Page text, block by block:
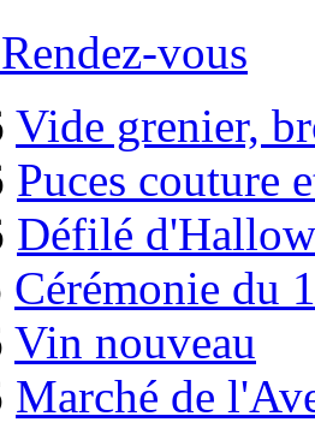
vous
Vide grenier,
Puces couture
Défilé
Cérémonie du
Vin nouveau
Marché de